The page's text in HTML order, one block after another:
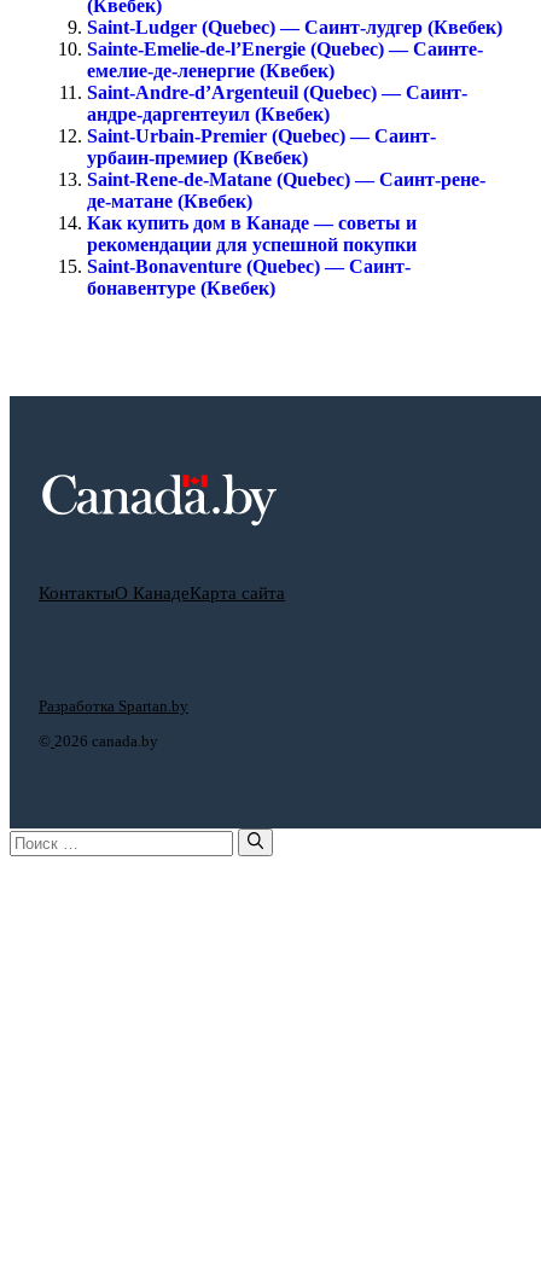
(Квебек)
Saint-Ludger (Quebec) — Саинт-лудгер (Квебек)
Sainte-Emelie-de-l’Energie (Quebec) — Саинте-
емелие-де-ленергие (Квебек)
Saint-Andre-d’Argenteuil (Quebec) — Саинт-
андре-даргентеуил (Квебек)
Saint-Urbain-Premier (Quebec) — Саинт-
урбаин-премиер (Квебек)
Saint-Rene-de-Matane (Quebec) — Саинт-рене-
де-матане (Квебек)
Как купить дом в Канаде — советы и
рекомендации для успешной покупки
Saint-Bonaventure (Quebec) — Саинт-
бонавентуре (Квебек)
КонтактыО КанадеКарта сайта
© 2026 canada.by
Разработка Spartan.by
Поиск: